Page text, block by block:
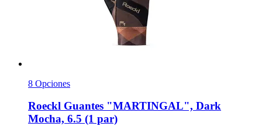
8 Opciones
Roeckl Guantes "MARTINGAL", Dark
Mocha, 6.5 (1 par)